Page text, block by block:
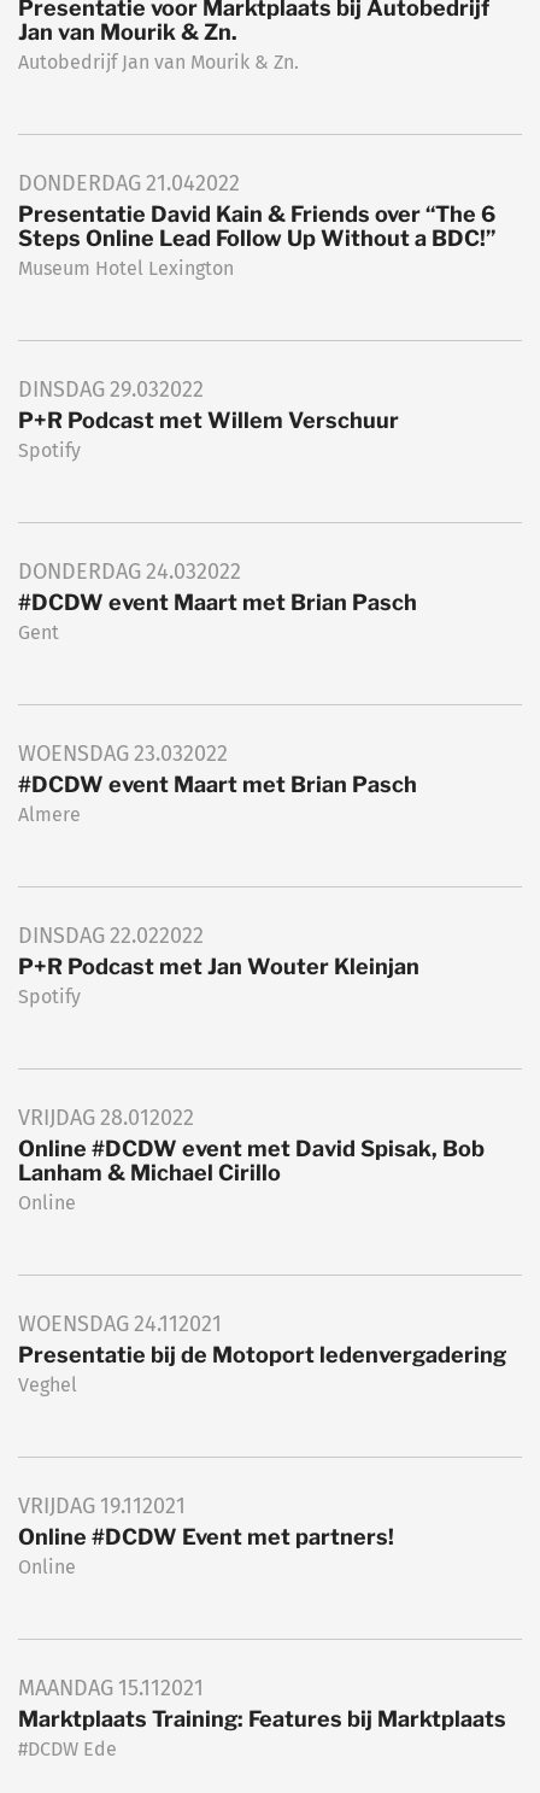
Presentatie voor Marktplaats bij Autobedrijf
Jan van Mourik & Zn.
Autobedrijf Jan van Mourik & Zn.
DONDERDAG21.042022
Presentatie David Kain & Friends over “The 6
Steps Online Lead Follow Up Without a BDC!”
Museum Hotel Lexington
DINSDAG29.032022
P+R Podcast met Willem Verschuur
Spotify
DONDERDAG24.032022
#DCDW event Maart met Brian Pasch
Gent
WOENSDAG23.032022
#DCDW event Maart met Brian Pasch
Almere
DINSDAG22.022022
P+R Podcast met Jan Wouter Kleinjan
Spotify
VRIJDAG28.012022
Online #DCDW event met David Spisak, Bob
Lanham & Michael Cirillo
Online
WOENSDAG24.112021
Presentatie bij de Motoport ledenvergadering
Veghel
VRIJDAG 19.112021
Online #DCDW Event met partners!
Online
MAANDAG 15.112021
Marktplaats Training: Features bij Marktplaats
#DCDW Ede